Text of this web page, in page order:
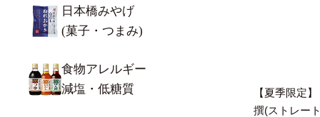
日本橋みやげ
(菓子・つまみ)
食物アレルギー
減塩・低糖質
【夏季限定
撰(ストレー